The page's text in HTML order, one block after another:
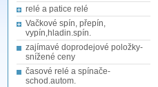
relé a patice relé
Vačkové spín, přepín,
vypín,hladin.spín.
zajímavé doprodejové položky-
snížené ceny
časové relé a spínače-
schod.autom.